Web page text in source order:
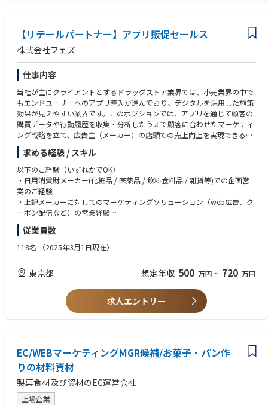
■業務内容
・アイリスオーヤマの商品/サービスごとに、事業としてのシナリオ策定
と収益も含む計画への落とし込み（事業計画の策定、KGIに基づくマーケ
・マーケティング戦略の立案（市場分析・ターゲット設計・カスタマージ
ャーニーマップ設計など）
・戦略に基づくプロモーションの設計（打ち手の全体設計）
・代理店ディレクションが伴う商品プロモーションの全体設計・施策立
案・実行・分析
・施策実施結果の分析及び改善施策の立案・実行
・マーケティング関連領域業務を通じたチームメンバーへの指導・育成
・キャンペーン／広告方針の戦略立案と推進
現在、アイリスオーヤマ社として注力している事業は食品、日用品、ペッ
ト用品、家電製品などになります。
■BtoB事業について
日本における労働力不足を解決するため、2020年にロボティクス事業に参
入し、サービスロボットの累計導入社数は7,000社を超え※2、業務用清掃
ロボットにおけるベンダーシェアは2023年から2年連続で1位※3を達成し
ています。また2025年10月には、ソフトウェアとハードウェアの双方を
完全内製したDX清掃ロボット「JILBY（ジルビー）」を発表し、ロボット
メーカーベンダーとしての自立を進めています。さらなる事業成長に向け
て、清掃にとどまらない労働力不足の解決に向けた幅広いサービスの展開
を目指しています。
・オフライン施策の立案、実行経験
【求める人物像】
・コミュニケーションをとることが好きな方
・好奇心を持ち、新しい分野に目標を持ちチャレンジできる方
・ご自身のアイデアを積極的に発信し、リーダーシップを発揮できる方
・自社商品のマーケティングに携わってみたい方
【リテールパートナー】アプリ販促セールス
株式会社フェズ
仕事内容
当社が主にクライアントとするドラッグストア業界では、小売業界の中で
もエンドユーザーへのアプリ導入が進んでおり、デジタルを活用した施策
効果が見えやすい業界です。このポジションでは、アプリを通じて顧客の
購買データや行動履歴を収集・分析したうえで顧客に合わせたマーケティ
ング戦略を立て、広告主（メーカー）の店頭での売上向上を実現できる販
促支援サービスを提供します。
【具体的な仕事内容】
・各商品の購買促進施策の企画立案
・小売企業のアプリ上における販促施策の企画立案
・上記のための購買データ / 顧客データ等の分析
・売上およびROIの最大化に向けた施策のプランニング
・販促結果のデータ分析に基づく改善提案
・メーカーとのリレーション構築
求める経験 / スキル
以下のご経験（いずれかでOK）
・日用消費財メーカー(化粧品 / 医薬品 / 飲料食料品 / 雑貨等)での企画営
業のご経験
・上記メーカーに対してのマーケティングソリューション（web広告、ク
ーポン配信など）の営業経験
・EC運営会社での法人営業・コンサルティング経験
・事業会社における自社媒体の広告企画提案の営業経験
従業員数
118名 （2025年3月1日現在）
東京都 想定年収 500 万円 ~ 720 万円
求人エントリー
EC/WEBマーケティングMGR候補/お菓子・パン作
りの材料資材
製菓食材及び資材のEC運営会社
上場企業